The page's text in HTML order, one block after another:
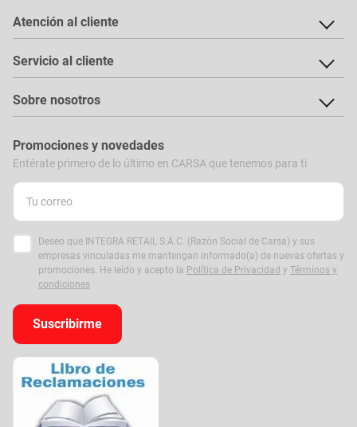
Atención al cliente
Servicio al cliente
Sobre nosotros
Promociones y novedades
Entérate primero de lo último en CARSA que tenemos para ti
Deseo que INTEGRA RETAIL S.A.C. (Razón Social de Carsa) y sus
empresas vinculadas me mantengan informado(a) de nuevas ofertas y
promociones. He leído y acepto la Política de Privacidad y Términos y
condiciones
Suscribirme